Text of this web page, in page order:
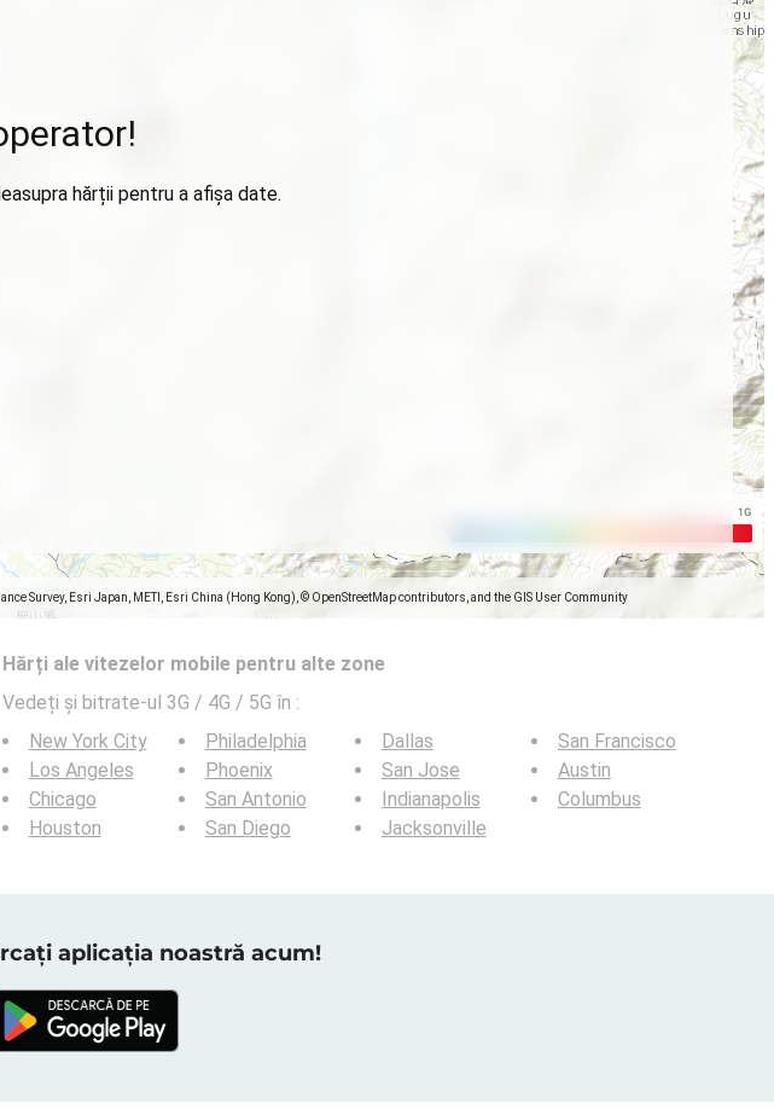
Survey, Esri Japan, METI, Esri China (Hong Kong), © OpenStreetMap contributors, and the GIS User Community
hărții pentru a afișa date.
Hărți ale vitezelor mobile pentru alte zone
Vedeți și bitrate-ul 3G / 4G / 5G în :
New York City
Los Angeles
Chicago
Houston
Philadelphia
Phoenix
San Antonio
San Diego
Dallas
San Jose
Indianapolis
Jacksonville
San Francisco
Austin
Columbus
aplicația noastră acum!